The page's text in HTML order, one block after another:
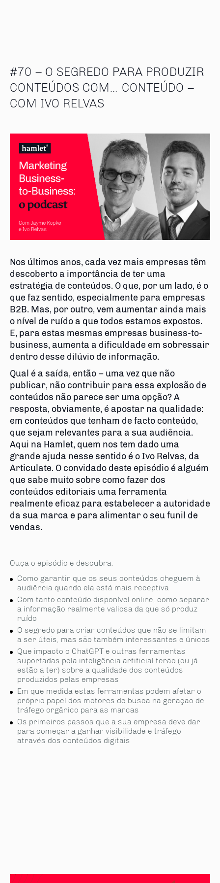
#70 – O SEGREDO PARA PRODUZIR
CONTEÚDOS COM… CONTEÚDO –
COM IVO RELVAS
Nos últimos anos, cada vez mais empresas têm
descoberto a importância de ter uma
estratégia de conteúdos. O que, por um lado, é o
que faz sentido, especialmente para empresas
B2B. Mas, por outro, vem aumentar ainda mais
o nível de ruído a que todos estamos expostos.
E, para estas mesmas empresas business-to-
business, aumenta a dificuldade em sobressair
dentro desse dilúvio de informação.
Qual é a saída, então – uma vez que não
publicar, não contribuir para essa explosão de
conteúdos não parece ser uma opção? A
resposta, obviamente, é apostar na qualidade:
em conteúdos que tenham de facto conteúdo,
que sejam relevantes para a sua audiência.
Aqui na Hamlet, quem nos tem dado uma
grande ajuda nesse sentido é o Ivo Relvas, da
Articulate. O convidado deste episódio é alguém
que sabe muito sobre como fazer dos
conteúdos editoriais uma ferramenta
realmente eficaz para estabelecer a autoridade
da sua marca e para alimentar o seu funil de
vendas.
Ouça o episódio e descubra:
Como garantir que os seus conteúdos cheguem à
audiência quando ela está mais receptiva
Com tanto conteúdo disponível online, como separar
a informação realmente valiosa da que só produz
ruído
O segredo para criar conteúdos que não se limitam
a ser úteis, mas são também interessantes e únicos
Que impacto o ChatGPT e outras ferramentas
suportadas pela inteli­gência artificial terão (ou já
estão a ter) sobre a qualidade dos conteúdos
produzidos pelas empresas
Em que medida estas ferramen­tas podem afetar o
próprio papel dos motores de busca na geração de
tráfego orgânico para as marcas
Os primeiros pas­sos que a sua empresa deve dar
para começar a ganhar visibilidade e tráfego
através dos conteúdos digitais